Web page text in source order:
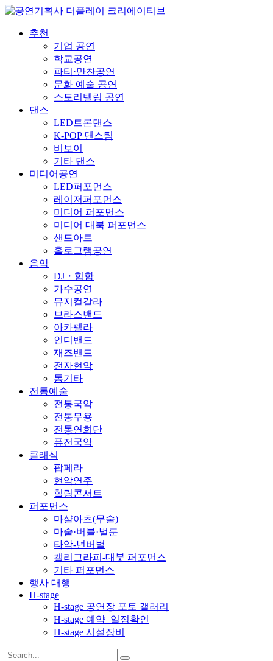
추천
기업 공연
학교공연
파티·만찬공연
문화 예술 공연
스토리텔링 공연
댄스
LED트론댄스
K-POP 댄스팀
비보이
기타 댄스
미디어공연
LED퍼포먼스
레이저퍼포먼스
미디어 퍼포먼스
미디어 대북 퍼포먼스
샌드아트
홀로그램공연
음악
DJ・힙합
가수공연
뮤지컬갈라
브라스밴드
아카펠라
인디밴드
재즈밴드
전자현악
통기타
전통예술
전통국악
전통무용
전통연희단
퓨전국악
클래식
팝페라
현악연주
힐링콘서트
퍼포먼스
마샬아츠(무술)
마술·버블·벌룬
타악-넌버벌
캘리그라피-대붓 퍼포먼스
기타 퍼포먼스
행사 대행
H-stage
H-stage 공연장 포토 갤러리
H-stage 예약_일정확인
H-stage 시설장비